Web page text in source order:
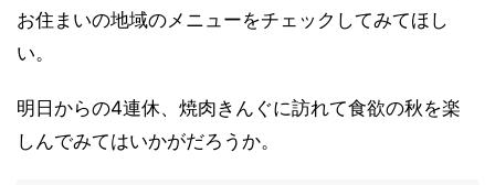
お住まいの地域のメニューをチェックしてみてほし
い。
明日からの4連休、焼肉きんぐに訪れて食欲の秋を楽
しんでみてはいかがだろうか。